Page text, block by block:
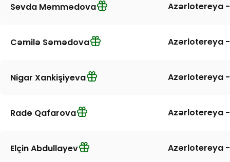
Sevda Məmmədova Azərlotereya -
Cəmilə Səmədova Azərlotereya -
Nigar Xankişiyeva Azərlotereya -
Radə Qafarova Azərlotereya -
Elçin Abdullayev Azərlotereya -